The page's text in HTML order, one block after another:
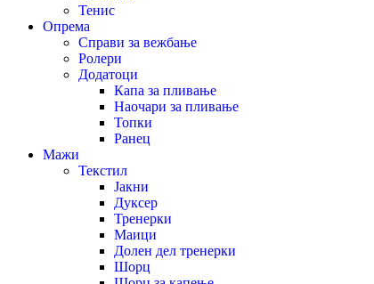
Тенис
Опрема
Справи за вежбање
Ролери
Додатоци
Капа за пливање
Наочари за пливање
Топки
Ранец
Мажи
Текстил
Јакни
Дуксер
Тренерки
Маици
Долен дел тренерки
Шорц